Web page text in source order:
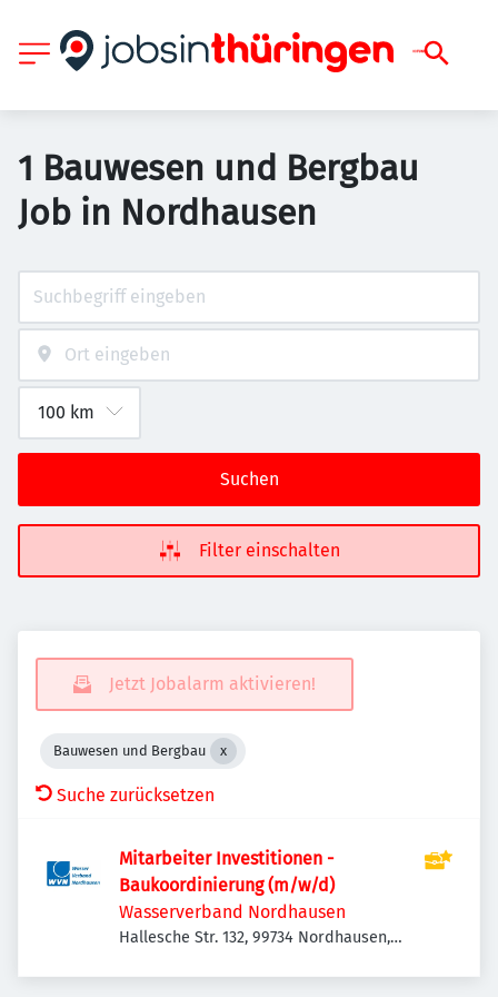
1 Bauwesen und Bergbau
Job in Nordhausen
Suchen
Filter einschalten
Jetzt Jobalarm aktivieren!
Bauwesen und Bergbau
Suche zurücksetzen
Mitarbeiter Investitionen -
Baukoordinierung (m/w/d)
Wasserverband Nordhausen
Hallesche Str. 132, 99734 Nordhausen,